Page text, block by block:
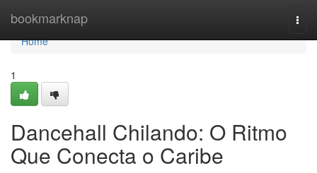
bookmarknap
Home
Home
1
Dancehall Chilando: O Ritmo
Que Conecta o Caribe